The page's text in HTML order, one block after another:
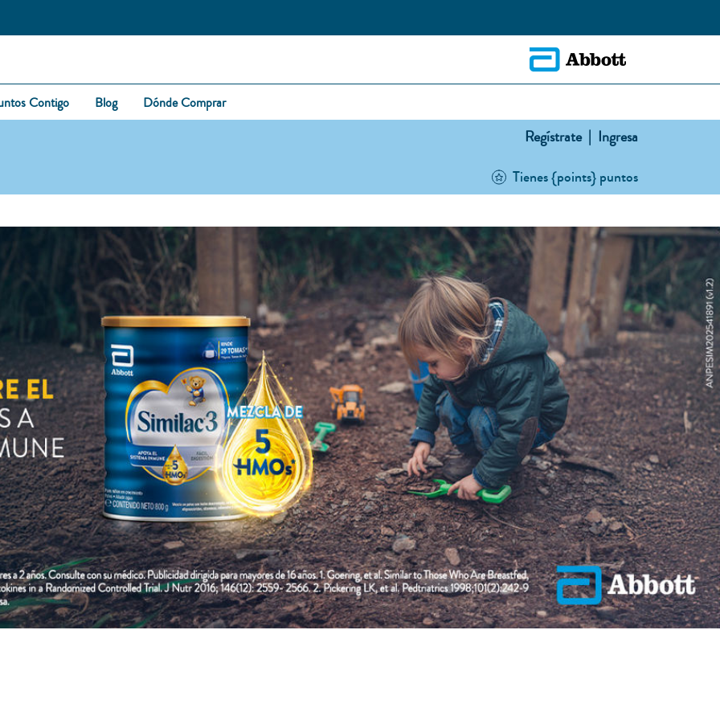
Contigo Blog Dónde Comprar
Regístrate | Ingresa
Tienes {points} puntos